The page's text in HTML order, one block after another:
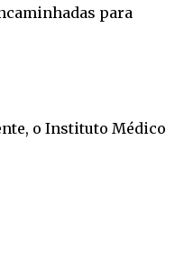
para
o Instituto Médico